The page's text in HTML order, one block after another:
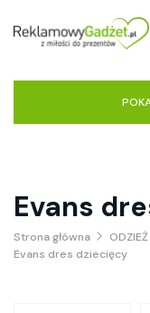
Evans
Strona główna ODZIEŻ
Evans dres dziecięcy